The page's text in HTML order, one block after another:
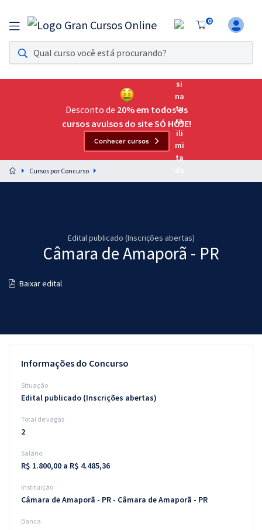
0
Assinatura Ilimitada 11
Acesso a todos os cursos. Teste grátis por 7 dias!
Assinatura OAB Até Passar
Acesso ilimitado a toda preparação para o Exame da
Preparação completa e intensiva para as principais
residências em saúde do Brasil
Cursos 20% OFF
Questões grátis
Blog
Aprovados
Atendimento
Desconto de 20% em todos os
cursos avulsos do site SÓ HOJE!
Conhecer cursos
Cursos por Concurso
Edital publicado (Inscrições abertas)
Câmara de Amaporã - PR
Baixar edital
Informações do Concurso
Situação
Edital publicado (Inscrições abertas)
Total de vagas
2
Salário
R$ 1.800,00 a R$ 4.485,36
Instituição
Câmara de Amaporã - PR - Câmara de Amaporã - PR
Banca